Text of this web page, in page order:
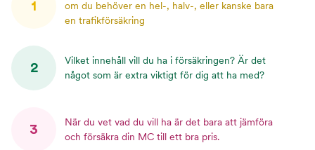
1
om du behöver en hel-, halv-, eller kanske bara
en trafikförsäkring
2
Vilket innehåll vill du ha i försäkringen? Är det
något som är extra viktigt för dig att ha med?
3
När du vet vad du vill ha är det bara att jämföra
och försäkra din MC till ett bra pris.